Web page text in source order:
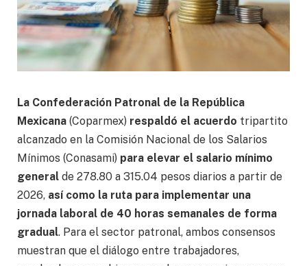
La Confederación Patronal de la República
Mexicana (Coparmex) respaldó el acuerdo tripartito
alcanzado en la Comisión Nacional de los Salarios
Mínimos (Conasami) para elevar el salario mínimo
general de 278.80 a 315.04 pesos diarios a partir de
2026, así como la ruta para implementar una
jornada laboral de 40 horas semanales de forma
gradual. Para el sector patronal, ambos consensos
muestran que el diálogo entre trabajadores,